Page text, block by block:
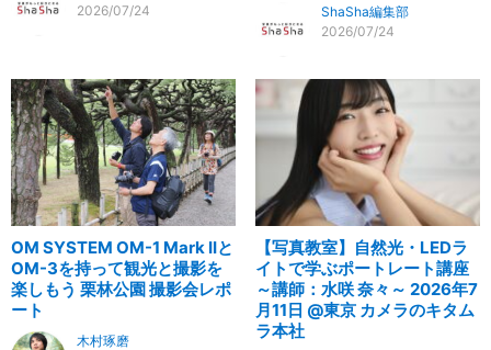
2026/07/24
ShaSha編集部
2026/07/24
OM SYSTEM OM-1 Mark IIと
OM-3を持って観光と撮影を
楽しもう 栗林公園 撮影会レポ
ート
木村琢磨
【写真教室】自然光・LEDラ
イトで学ぶポートレート講座
～講師：水咲 奈々～ 2026年7
月11日 @東京 カメラのキタム
ラ本社